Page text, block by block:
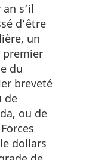
s’il
d’être
un
premier
du
breveté
de
ou de
dollars